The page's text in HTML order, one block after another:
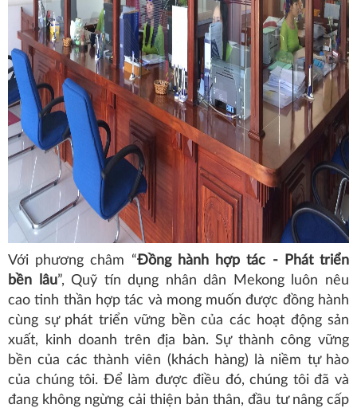
Với phương châm “Đồng hành hợp tác - Phát triển
bền lâu”, Quỹ tín dụng nhân dân Mekong luôn nêu
cao tinh thần hợp tác và mong muốn được đồng hành
cùng sự phát triển vững bền của các hoạt động sản
xuất, kinh doanh trên địa bàn. Sự thành công vững
bền của các thành viên (khách hàng) là niềm tự hào
của chúng tôi. Để làm được điều đó, chúng tôi đã và
đang không ngừng cải thiện bản thân, đầu tư nâng cấp